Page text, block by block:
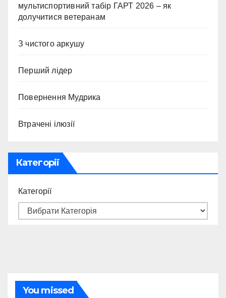
мультиспортивний табір ГАРТ 2026 – як
долучитися ветеранам
З чистого аркушу
Перший лідер
Повернення Мудрика
Втрачені ілюзії
Категорії
Категорії
You missed